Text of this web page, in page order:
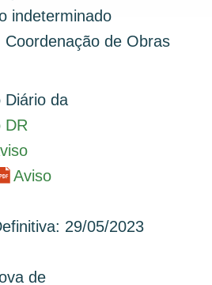
indeterminado
Coordenação de Obras
Diário da
DR
Aviso
29/05/2023
de